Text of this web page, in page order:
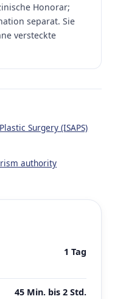
Honorar;
separat. Sie
versteckte
Surgery (ISAPS)
authority
1 Tag
45 Min. bis 2 Std.